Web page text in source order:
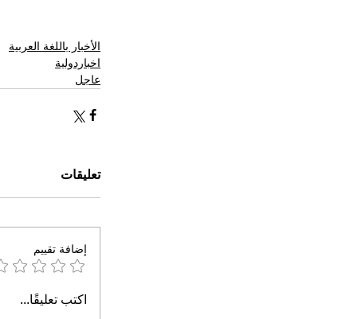
الأخبار باللغة العربية
اخباردولية
عاجل
تعليقات
إضافة تقييم
اكتب تعليقًا...